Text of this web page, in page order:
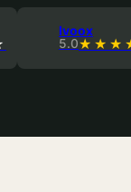
Ivoox
5.0